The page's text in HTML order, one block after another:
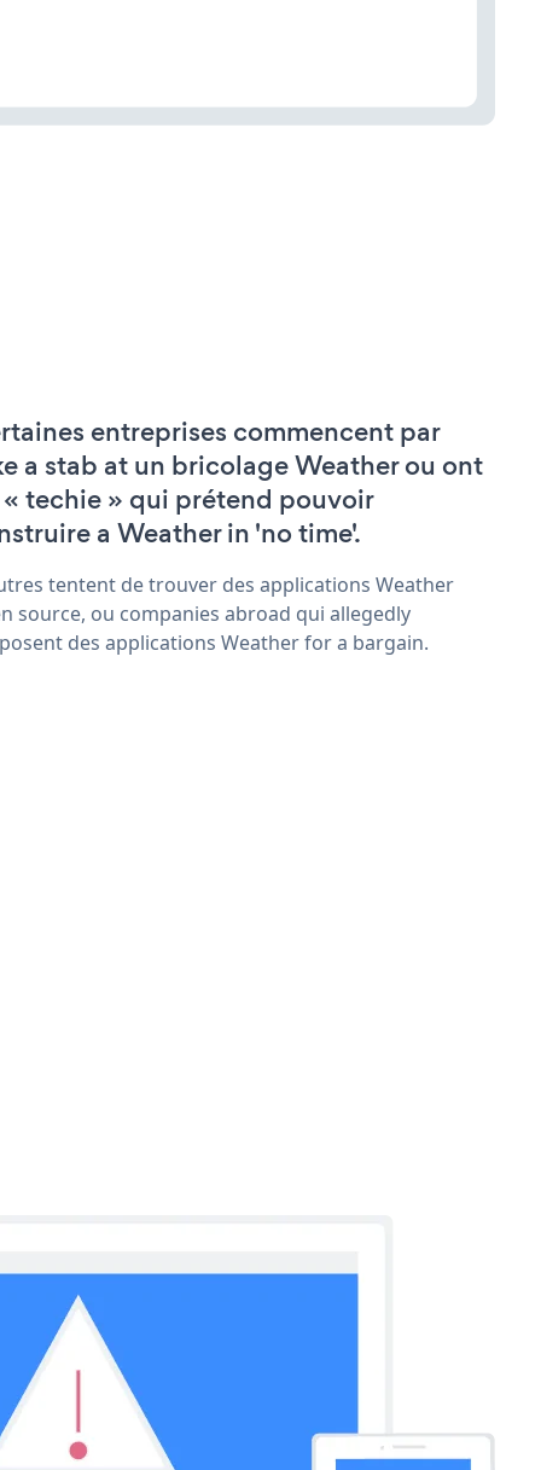
entreprises commencent par
a stab at un bricolage Weather ou ont
techie » qui prétend pouvoir
a Weather in 'no time'.
tentent de trouver des applications Weather
source, ou companies abroad qui allegedly
des applications Weather for a bargain.